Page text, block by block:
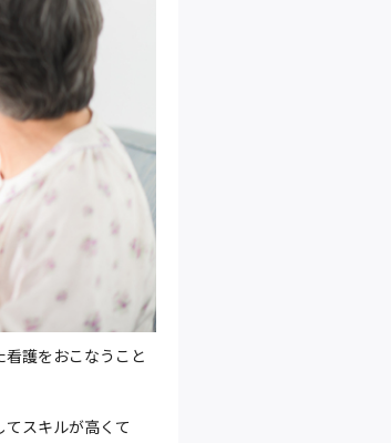
護をおこなうこと
スキルが高くて